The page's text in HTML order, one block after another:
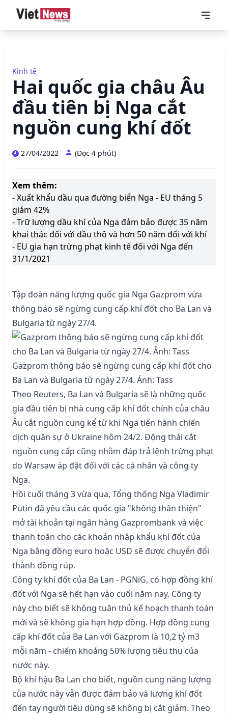
Kinh tế
Hai quốc gia châu Âu
đầu tiên bị Nga cắt
nguồn cung khí đốt
27/04/2022 (Đọc 4 phút)
Xem thêm:
- Xuất khẩu dầu qua đường biển Nga - EU tháng 5
giảm 42%
- Trữ lượng dầu khí của Nga đảm bảo được 35 năm
khai thác đối với dầu thô và hơn 50 năm đối với khí
- EU gia hạn trừng phạt kinh tế đối với Nga đến
31/1/2021
Tập đoàn năng lượng quốc gia Nga Gazprom vừa
thông báo sẽ ngừng cung cấp khí đốt cho Ba Lan và
Bulgaria từ ngày 27/4.
Gazprom thông báo sẽ ngừng cung cấp khí đốt cho
Ba Lan và Bulgaria từ ngày 27/4. Ảnh: Tass
Theo Reuters, Ba Lan và Bulgaria sẽ là những quốc
gia đầu tiên bị nhà cung cấp khí đốt chính của châu
Âu cắt nguồn cung kể từ khi Nga tiến hành chiến
dịch quân sự ở Ukraine hôm 24/2. Động thái cắt
nguồn cung cấp cũng nhằm đáp trả lệnh trừng phạt
do Warsaw áp đặt đối với các cá nhân và công ty
Nga.
Hồi cuối tháng 3 vừa qua, Tổng thống Nga Vladimir
Putin đã yêu cầu các quốc gia "không thân thiện"
mở tài khoản tại ngân hàng Gazprombank và việc
thanh toán cho các khoản nhập khẩu khí đốt của
Nga bằng đồng euro hoặc USD sẽ được chuyển đổi
thành đồng rúp.
Công ty khí đốt của Ba Lan - PGNiG, có hợp đồng khí
đốt với Nga sẽ hết hạn vào cuối năm nay. Công ty
này cho biết sẽ không tuân thủ kế hoạch thanh toán
mới và sẽ không gia hạn hợp đồng. Hợp đồng cung
cấp khí đốt của Ba Lan với Gazprom là 10,2 tỷ m3
mỗi năm - chiếm khoảng 50% lượng tiêu thụ của
nước này.
Bộ khí hậu Ba Lan cho biết, nguồn cung năng lượng
của nước này vẫn được đảm bảo và lượng khí đốt
đến tay người tiêu dùng sẽ không bị cắt giảm. Theo